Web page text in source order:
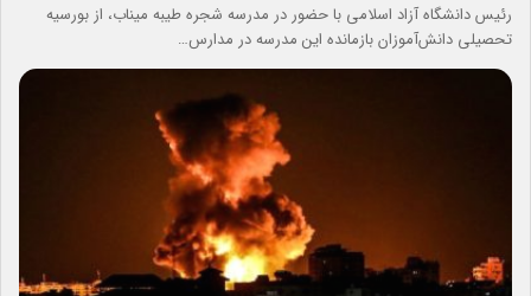
رئیس دانشگاه آزاد اسلامی با حضور در مدرسه شجره طیبه میناب، از بورسیه
تحصیلی دانش‌آموزان بازمانده این مدرسه در مدارس…